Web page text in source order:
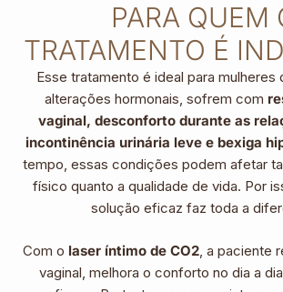
PARA QUEM
TRATAMENTO É
Esse tratamento é ideal para mulheres
alterações hormonais, sofrem com
vaginal, desconforto durante as
incontinência urinária leve e bexiga
tempo, essas condições podem afetar
físico quanto a qualidade de vida. Por
solução eficaz faz toda a
Com o laser íntimo de CO2, a paciente
vaginal, melhora o conforto no dia a